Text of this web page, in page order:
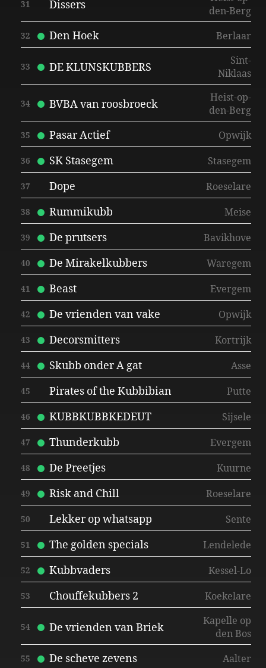
31 Dissers
den-Berg
32 Den Hoek Berlaar
33 DE KLUNSKUBBERS
Sint-
Niklaas
34 BVBA van roosbroeck
Heist-op-
den-Berg
35 Pasar Actief Opwijk
36 SK Stasegem Stasegem
37 Dope Roeselare
38 Rummikubb Meise
39 De prutsers Bavikhove
40 De Mirakelkubbers Waregem
41 Beast Evergem
42 De vrienden van vake Opwijk
43 Decorsmitters Kortrijk
44 Skubb onder A gat Asse
45 Pirates of the Kubbibian Putte
46 KUBBKUBBKEDEUT Sijsele
47 Thunderkubb Evergem
48 De Preetjes Kuurne
49 Risk and Chill Roeselare
50 Lekker op whatsapp Sente
51 The golden specials Lendelede
52 Kubbvaders Kessel-Lo
53 Chouffekubbers 2 Koekelare
54 De vrienden van Briek
Kapelle op
den Bos
55 De scheve zevens Aalter